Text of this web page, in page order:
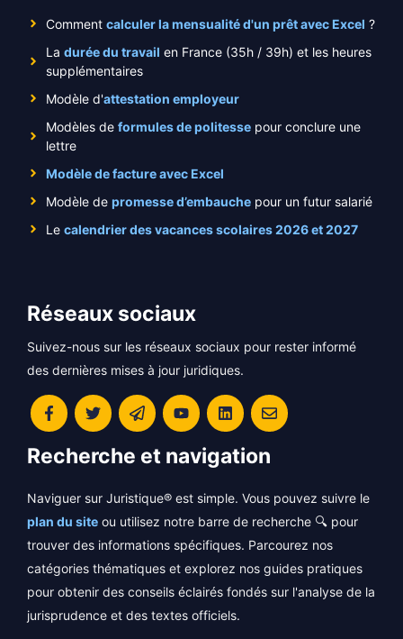
Comment calculer la mensualité d'un prêt avec Excel ?
La durée du travail en France (35h / 39h) et les heures
supplémentaires
Modèle d'attestation employeur
Modèles de formules de politesse pour conclure une
lettre
Modèle de facture avec Excel
Modèle de promesse d’embauche pour un futur salarié
Le calendrier des vacances scolaires 2026 et 2027
Réseaux sociaux
Suivez-nous sur les réseaux sociaux pour rester informé
des dernières mises à jour juridiques.
Recherche et navigation
Naviguer sur Juristique® est simple. Vous pouvez suivre le
plan du site ou utilisez notre barre de recherche 🔍 pour
trouver des informations spécifiques. Parcourez nos
catégories thématiques et explorez nos guides pratiques
pour obtenir des conseils éclairés fondés sur l'analyse de la
jurisprudence et des textes officiels.